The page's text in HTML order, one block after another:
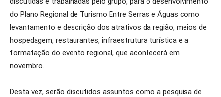
do Plano Regional de Turismo Entre Serras e Águas como
levantamento e descrição dos atrativos da região, meios de
hospedagem, restaurantes, infraestrutura turística e a
formatação do evento regional, que acontecerá em
novembro.
Desta vez, serão discutidos assuntos como a pesquisa de